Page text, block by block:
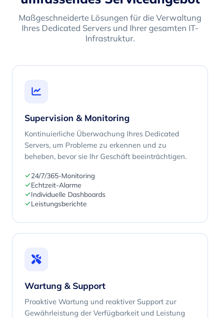
Maßgeschneiderte Lösungen für die Verwaltung
Ihres Dedicated Servers und Ihrer gesamten IT-
Infrastruktur.
Supervision & Monitoring
Kontinuierliche Überwachung Ihres Dedicated
Servers, um Probleme zu erkennen und zu
beheben, bevor sie Ihr Geschäft beeinträchtigen.
24/7/365-Monitoring
Echtzeit-Alarme
Individuelle Dashboards
Leistungsberichte
Wartung & Support
Proaktive Wartung und reaktiver Support zur
Gewährleistung der Verfügbarkeit und Leistung